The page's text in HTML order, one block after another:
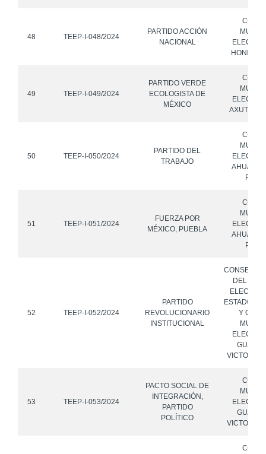
48 TEEP-I-048/2024
PARTIDO ACCIÓN
NACIONAL
HONEY,
49 TEEP-I-049/2024
PARTIDO VERDE
ECOLOGISTA DE
MÉXICO
AXUTLA,
50 TEEP-I-050/2024
PARTIDO DEL
TRABAJO
51 TEEP-I-051/2024
FUERZA POR
MÉXICO, PUEBLA
52 TEEP-I-052/2024
PARTIDO
REVOLUCIONARIO
INSTITUCIONAL
CONSEJO
DEL
ESTADO
Y
VICTORIA,
53 TEEP-I-053/2024
PACTO SOCIAL DE
INTEGRACIÓN,
PARTIDO
POLÍTICO
VICTORIA,